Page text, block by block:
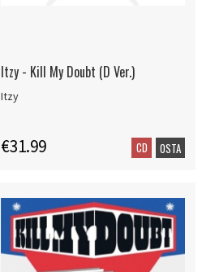
Itzy - Kill My Doubt (D Ver.)
Itzy
€31.99 CD OSTA